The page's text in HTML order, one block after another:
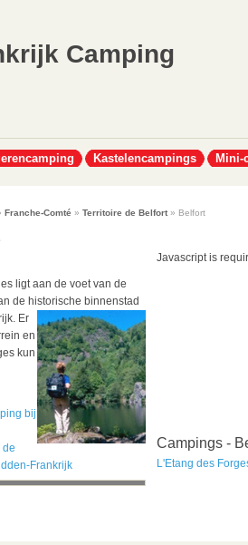
Camping
Kastelencampings Mini-
Franche-Comté » Territoire de Belfort » Belfort
ligt aan de voet van de
de historische binnenstad
Er
en
kun
bij
de
Frankrijk
Javascript is
Campings -
L'Etang des